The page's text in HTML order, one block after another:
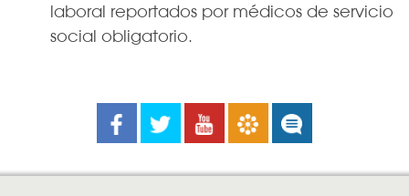
laboral reportados por médicos de servicio
social obligatorio.
Facebook
Twitter YoutubeBoletines